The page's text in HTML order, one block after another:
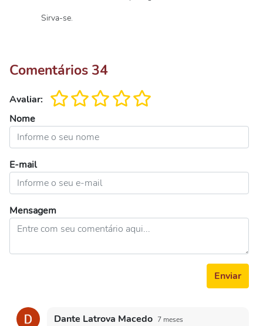
Sirva-se.
Comentários 34
Avaliar:
Nome
E-mail
Mensagem
Enviar
Dante Latrova Macedo 7 meses